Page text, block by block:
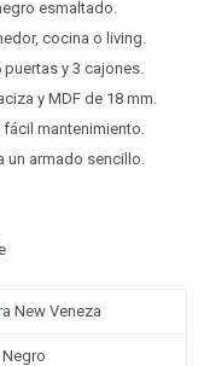
esmaltado.
cocina o living.
y 3 cajones.
y MDF de 18 mm.
mantenimiento.
un armado sencillo.
New Veneza
Negro